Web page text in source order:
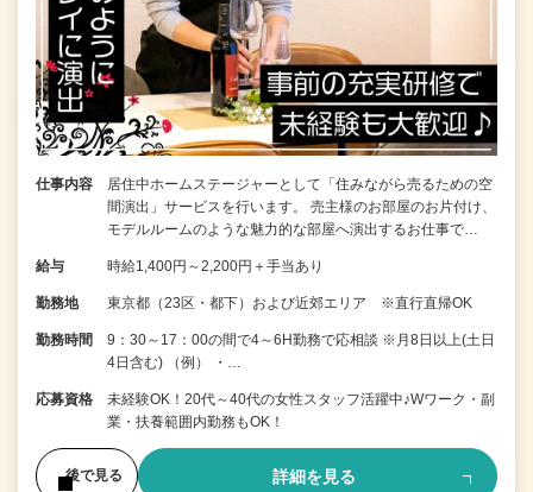
仕事内容
居住中ホームステージャーとして「住みながら売るための空
間演出」サービスを行います。 売主様のお部屋のお片付け、
モデルルームのような魅力的な部屋へ演出するお仕事で…
給与 時給1,400円～2,200円＋手当あり
勤務地 東京都（23区・都下）および近郊エリア ※直行直帰OK
勤務時間
9：30～17：00の間で4～6H勤務で応相談 ※月8日以上(土日
4日含む) （例） ・…
応募資格
未経験OK！20代～40代の女性スタッフ活躍中♪Wワーク・副
業・扶養範囲内勤務もOK！
後で見る 詳細を見る